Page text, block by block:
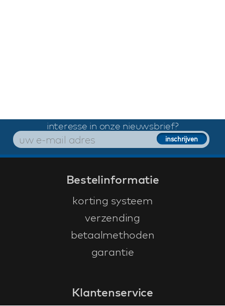
interesse in onze nieuwsbrief?
Bestelinformatie
korting systeem
verzending
betaalmethoden
garantie
Klantenservice